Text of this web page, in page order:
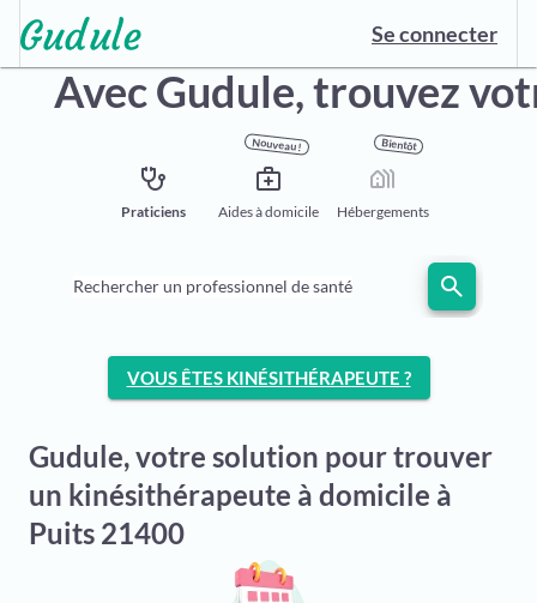
Se connecter
Avec Gudule,trouvez
stethoscope
Praticiens
Nouveau !
medical_services
Aides à domicile
Bientôt
holiday_village
Hébergements
Rechercher un professionnel de santé search
VOUS ÊTES KINÉSITHÉRAPEUTE ?
Gudule, votre solution pour trouver
un kinésithérapeute à domicile à
Puits 21400